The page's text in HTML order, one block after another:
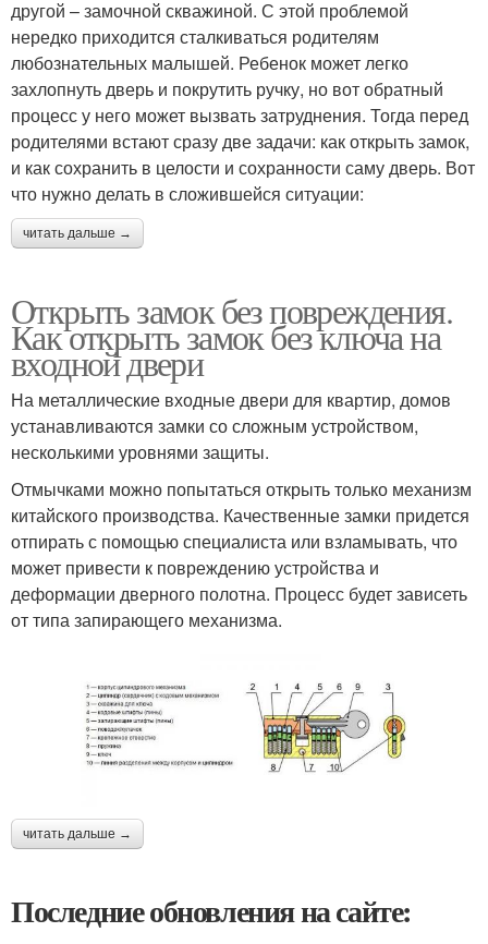
другой – замочной скважиной. С этой проблемой
нередко приходится сталкиваться родителям
любознательных малышей. Ребенок может легко
захлопнуть дверь и покрутить ручку, но вот обратный
процесс у него может вызвать затруднения. Тогда перед
родителями встают сразу две задачи: как открыть замок,
и как сохранить в целости и сохранности саму дверь. Вот
что нужно делать в сложившейся ситуации:
читать дальше →
Открыть замок без повреждения.
Как открыть замок без ключа на
входной двери
На металлические входные двери для квартир, домов
устанавливаются замки со сложным устройством,
несколькими уровнями защиты.
Отмычками можно попытаться открыть только механизм
китайского производства. Качественные замки придется
отпирать с помощью специалиста или взламывать, что
может привести к повреждению устройства и
деформации дверного полотна. Процесс будет зависеть
от типа запирающего механизма.
читать дальше →
Последние обновления на сайте: